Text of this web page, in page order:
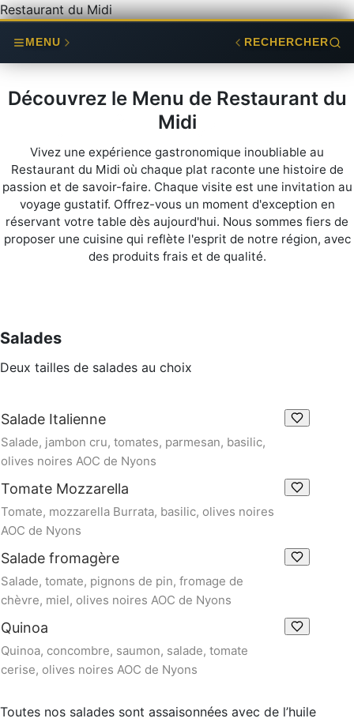
Restaurant du Midi
MENU RECHERCHER
Découvrez le Menu de Restaurant du
Midi
Vivez une expérience gastronomique inoubliable au
Restaurant du Midi où chaque plat raconte une histoire de
passion et de savoir-faire. Chaque visite est une invitation au
voyage gustatif. Offrez-vous un moment d'exception en
réservant votre table dès aujourd'hui. Nous sommes fiers de
proposer une cuisine qui reflète l'esprit de notre région, avec
des produits frais et de qualité.
Salades
Deux tailles de salades au choix
Salade Italienne
Salade, jambon cru, tomates, parmesan, basilic,
olives noires AOC de Nyons
Tomate Mozzarella
Tomate, mozzarella Burrata, basilic, olives noires
AOC de Nyons
Salade fromagère
Salade, tomate, pignons de pin, fromage de
chèvre, miel, olives noires AOC de Nyons
Quinoa
Quinoa, concombre, saumon, salade, tomate
cerise, olives noires AOC de Nyons
Toutes nos salades sont assaisonnées avec de l’huile